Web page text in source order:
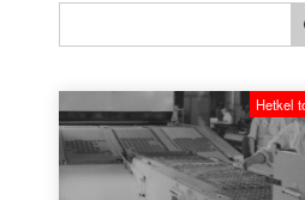
Hetkel